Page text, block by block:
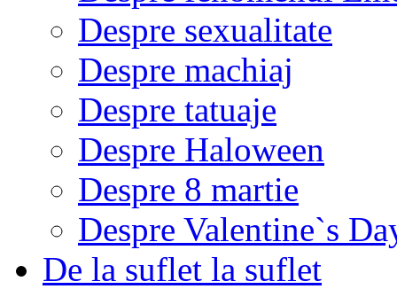
Despre sexualitate
Despre machiaj
Despre tatuaje
Despre Haloween
Despre 8 martie
Despre Valentine`s
De la suflet la suflet